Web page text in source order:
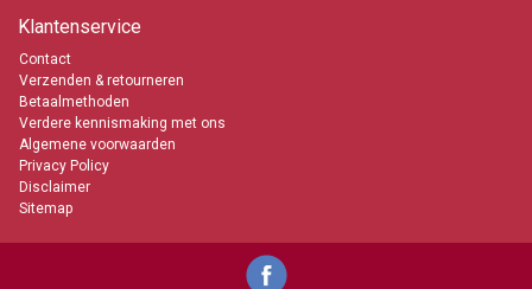
Klantenservice
Contact
Verzenden & retourneren
Betaalmethoden
Verdere kennismaking met ons
Algemene voorwaarden
Privacy Policy
Disclaimer
Sitemap